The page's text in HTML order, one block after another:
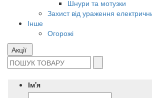
Шнури та мотузки
Захист від ураження
Інше
Огорожі
Акції
Ім'я